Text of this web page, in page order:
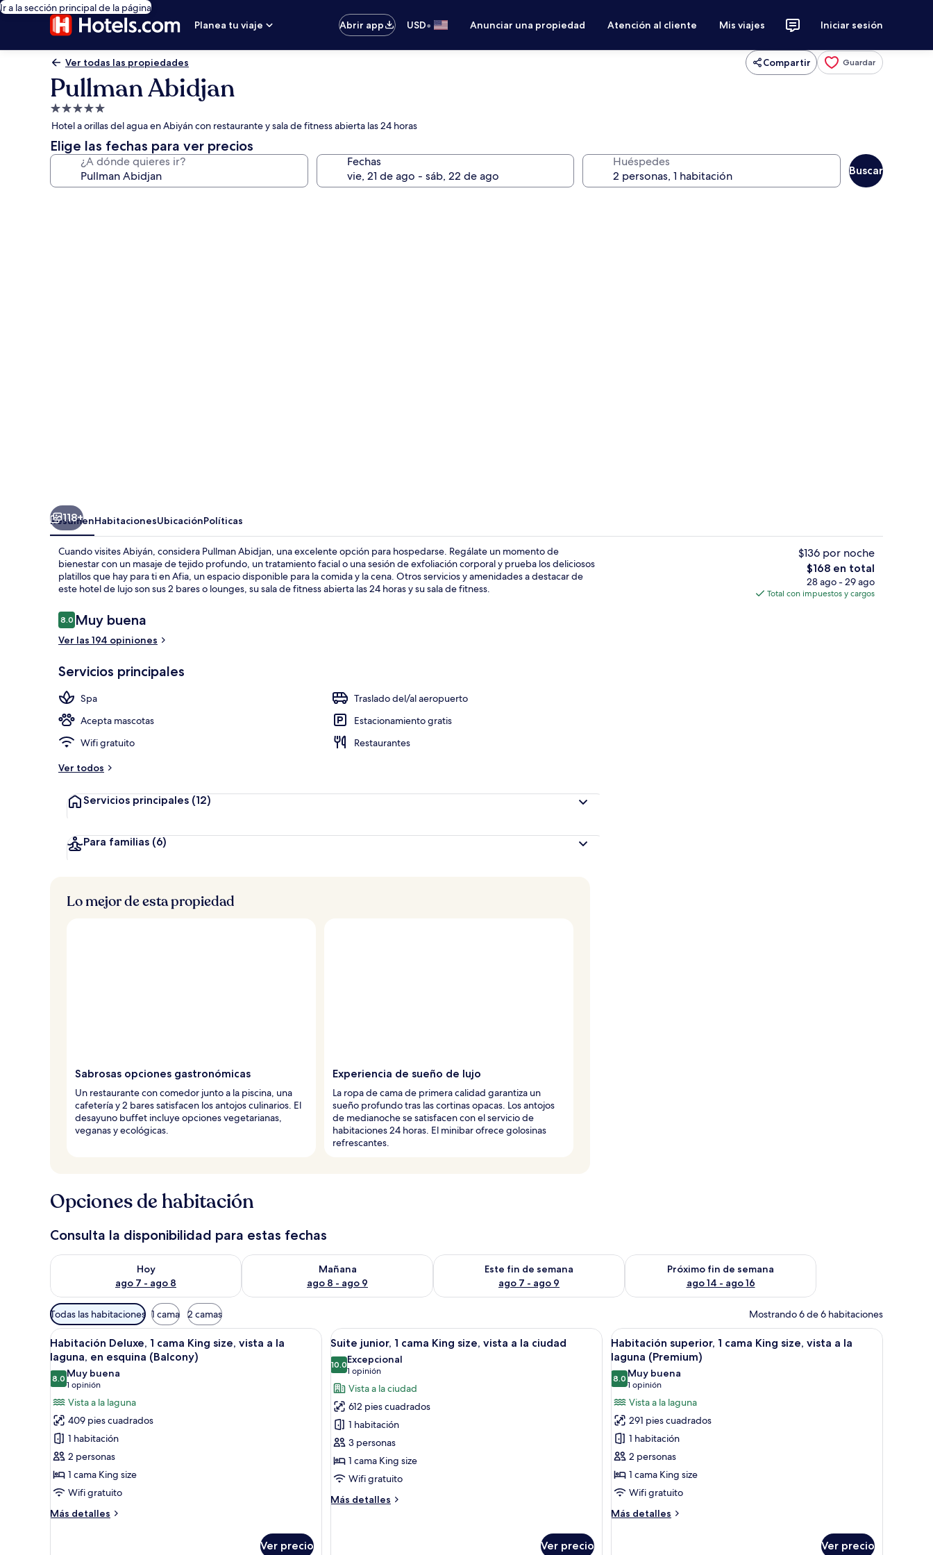
Ir a la sección principal de la página
Planea tu viaje
Abrir app USD• Anunciar una propiedad Atención al cliente Mis viajes Iniciar sesión
Ver todas las propiedades Compartir Guardar
Pullman Abidjan
Propiedad
de
5.0
estrellas
Hotel a orillas del agua en Abiyán con restaurante y sala de fitness abierta las 24 horas
Elige las fechas para ver precios
¿A dónde quieres ir? Fechas Huéspedes
Buscar
Ropa de cama de alta calidad y
118+
ResumenHabitacionesUbicaciónPolíticas
Cuando visites Abiyán, considera Pullman Abidjan, una excelente opción para hospedarse. Regálate un momento de
bienestar con un masaje de tejido profundo, un tratamiento facial o una sesión de exfoliación corporal y prueba los deliciosos
platillos que hay para ti en Afia, un espacio disponible para la comida y la cena. Otros servicios y amenidades a destacar de
este hotel de lujo son sus 2 bares o lounges, su sala de fitness abierta las 24 horas y su sala de fitness.
Opiniones
8.08.0 de 10,
Muy buena
Ver las 194 opiniones
Servicios principales
Spa
Traslado del/al aeropuerto
Acepta mascotas
Estacionamiento gratis
Wifi gratuito
Restaurantes
Ver todos
Servicios principales (12)
Para familias (6)
$136 por noche
El
precio
total
$168 en total
28 ago - 29 ago
Total con impuestos y cargos
Lo mejor de esta propiedad
Sabrosas opciones gastronómicas
Un restaurante con comedor junto a la piscina, una
cafetería y 2 bares satisfacen los antojos culinarios. El
desayuno buffet incluye opciones vegetarianas,
veganas y ecológicas.
Experiencia de sueño de lujo
La ropa de cama de primera calidad garantiza un
sueño profundo tras las cortinas opacas. Los antojos
de medianoche se satisfacen con el servicio de
habitaciones 24 horas. El minibar ofrece golosinas
refrescantes.
Opciones de habitación
Consulta la disponibilidad para estas fechas
Hoy
ago 7 - ago 8
Consulta la disponibilidad para hoy ago 7 - ago 8
Mañana
ago 8 - ago 9
Consulta la disponibilidad para mañana ago 8 - ago 9
Este fin de semana
ago 7 - ago 9
Consulta la disponibilidad para este fin de semana ago 7 - ago 9
Próximo fin de semana
ago 14 - ago 16
Consulta la disponibilidad para el próximo fin de semana ago
Filtros
disponibles
para
las
habitaciones
Todas las habitaciones 1 cama 2 camas Mostrando 6 de 6 habitaciones
Abrir
todas
las
fotos
de
Habitación
Deluxe,
cama
King
size,
vista
Ropa de cama de alta calidad y minibar
9
Habitación Deluxe, 1 cama King size, vista a la
laguna, en esquina (Balcony)
8.08.0 de 10
Muy buena
1 opinión
(1
opinión)
Vista a la laguna
409 pies cuadrados
1 habitación
2 personas
1 cama King size
Wifi gratuito
Más detalles
Más
Ver precio
Abrir
todas
las
fotos
de
Suite
junior,
1
cama
King
size,
Una habitación de hotel moderna con una cama grande, un sofá, dos sillones, una mesita y vistas a la ciudad a
12
Suite junior, 1 cama King size, vista a la ciudad
10.010.0 de 10
Excepcional
1 opinión
(1
opinión)
Vista a la ciudad
612 pies cuadrados
1 habitación
3 personas
1 cama King size
Wifi gratuito
Más detalles
Más
Ver precio
Abrir
todas
las
fotos
de
Habitación
superior,
cama
King
size,
vista
Habitación de hotel con una cama grande,
11
Habitación superior, 1 cama King size, vista a la
laguna (Premium)
8.08.0 de 10
Muy buena
1 opinión
(1
opinión)
Vista a la laguna
291 pies cuadrados
1 habitación
2 personas
1 cama King size
Wifi gratuito
Más detalles
Más
Ver precio